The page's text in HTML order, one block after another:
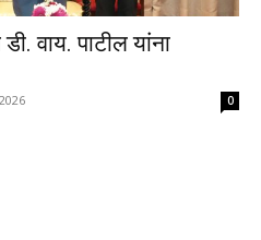
वाय. पाटील यांना
0